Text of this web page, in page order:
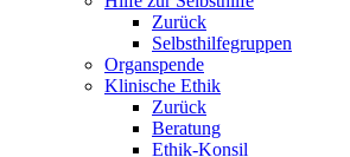
Zurück
Selbsthilfegruppen
Organspende
Klinische Ethik
Zurück
Beratung
Ethik-Konsil